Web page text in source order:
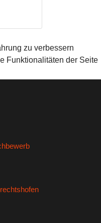
zu verbessern
Funktionalitäten der Seite